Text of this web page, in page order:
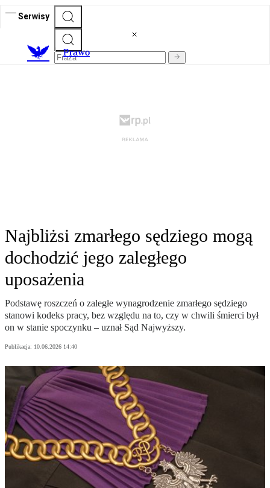
Serwisy
Prawo
Najbliżsi zmarłego sędziego mogą
dochodzić jego zaległego
uposażenia
Podstawę roszczeń o zaległe wynagrodzenie zmarłego sędziego
stanowi kodeks pracy, bez względu na to, czy w chwili śmierci był
on w stanie spoczynku – uznał Sąd Najwyższy.
Publikacja: 10.06.2026 14:40